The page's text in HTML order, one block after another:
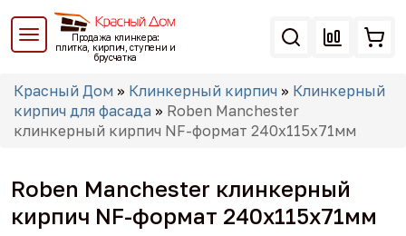
Перейти
основному
Продажа клинкера:
плитка, кирпич, ступени и
брусчатка
Вы
здесь
Красный Дом » Клинкерный кирпич » Клинкерный
кирпич для фасада » Roben Manchester
клинкерный кирпич NF-формат 240x115x71мм
Roben Manchester клинкерный
кирпич NF-формат 240x115x71мм